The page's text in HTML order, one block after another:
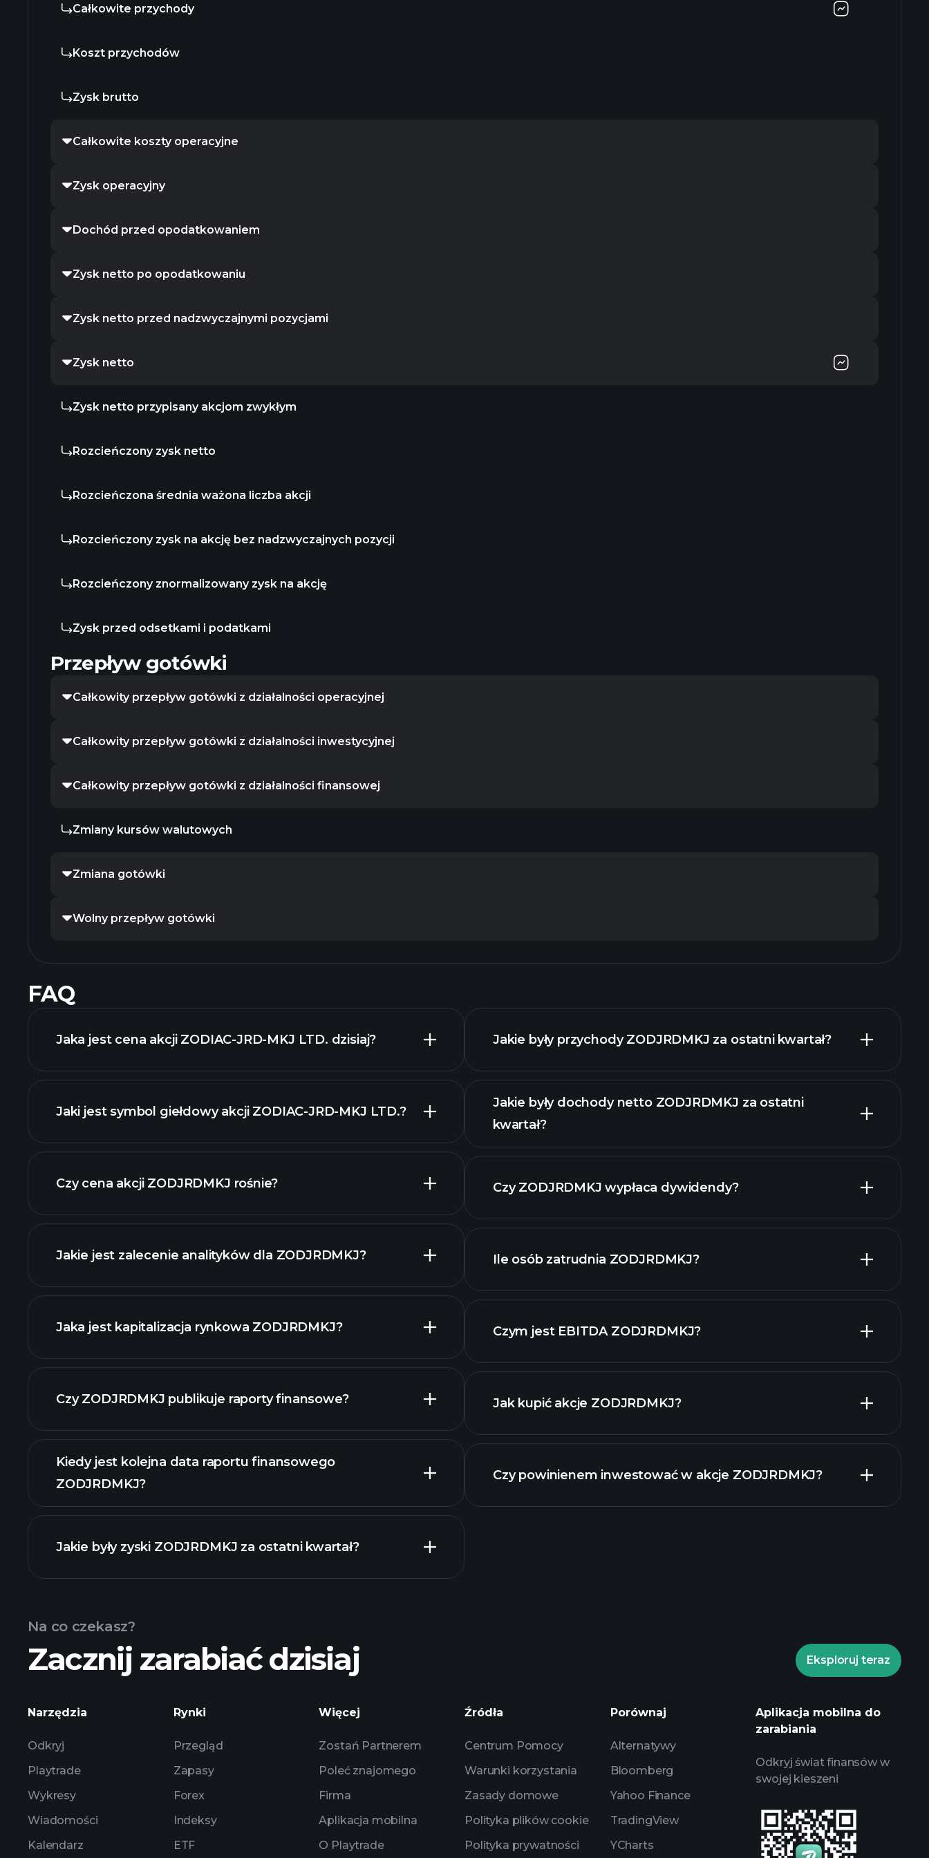
Całkowite przychody
Koszt przychodów
Zysk brutto
Całkowite koszty operacyjne
Zysk operacyjny
Dochód przed opodatkowaniem
Zysk netto po opodatkowaniu
Zysk netto przed nadzwyczajnymi pozycjami
Zysk netto
Zysk netto przypisany akcjom zwykłym
Rozcieńczony zysk netto
Rozcieńczona średnia ważona liczba akcji
Rozcieńczony zysk na akcję bez nadzwyczajnych pozycji
Rozcieńczony znormalizowany zysk na akcję
Zysk przed odsetkami i podatkami
Przepływ gotówki
Całkowity przepływ gotówki z działalności operacyjnej
Całkowity przepływ gotówki z działalności inwestycyjnej
Całkowity przepływ gotówki z działalności finansowej
Zmiany kursów walutowych
Zmiana gotówki
Wolny przepływ gotówki
FAQ
Jaka jest cena akcji ZODIAC-JRD-MKJ LTD. dzisiaj?
wykresie
Jaki jest symbol giełdowy akcji ZODIAC-JRD-MKJ LTD.?
Czy cena akcji ZODJRDMKJ rośnie?
wykresie.
Jakie jest zalecenie analityków dla ZODJRDMKJ?
Jaka jest kapitalizacja rynkowa ZODJRDMKJ?
naszą listę akcji
Czy ZODJRDMKJ publikuje raporty finansowe?
finanse ZODJRDMKJ
Kiedy jest kolejna data raportu finansowego
ZODJRDMKJ?
Kalendarzu
Jakie były zyski ZODJRDMKJ za ostatni kwartał?
Jakie były przychody ZODJRDMKJ za ostatni kwartał?
raporty finansowe ZODJRDMKJ
Jakie były dochody netto ZODJRDMKJ za ostatni
kwartał?
raporty finansowe ZODJRDMKJ
Czy ZODJRDMKJ wypłaca dywidendy?
Ile osób zatrudnia ZODJRDMKJ?
Czym jest EBITDA ZODJRDMKJ?
raporty
Jak kupić akcje ZODJRDMKJ?
Czy powinienem inwestować w akcje ZODJRDMKJ?
Turniejach
codziennych analiz
obserwacyjne
portfele miliarderów
Na co czekasz?
Zacznij zarabiać dzisiaj Eksploruj teraz
Narzędzia
Odkryj
Playtrade
Wykresy
Wiadomości
Kalendarz
Rynki
Przegląd
Zapasy
Forex
Indeksy
ETF
Więcej
Zostań Partnerem
Poleć znajomego
Firma
Aplikacja mobilna
O Playtrade
Źródła
Centrum Pomocy
Warunki korzystania
Zasady domowe
Polityka plików cookie
Polityka prywatności
Porównaj
Alternatywy
Bloomberg
Yahoo Finance
TradingView
YCharts
Aplikacja mobilna do
zarabiania
Odkryj świat finansów w
swojej kieszeni